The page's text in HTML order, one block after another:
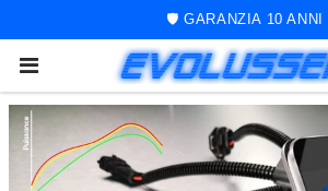
🚀 ORDINE SPEDITO ENTRO